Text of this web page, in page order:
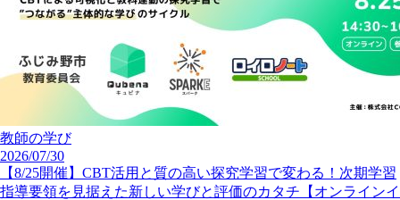
教師の学び
2026/07/30
【8/25開催】CBT活用と質の高い探究学習で変わる！次期学習
指導要領を見据えた新しい学びと評価のカタチ【オンラインイ